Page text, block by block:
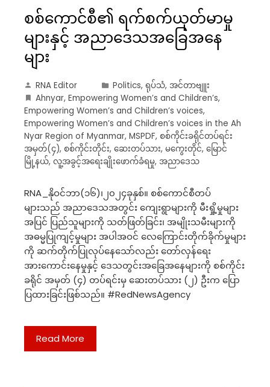
စစ်ကောင်စီ၏ ရက်စက်ယုတ်မာမှု
များနှင့် အညာဒေသအခြေအနေ
များ
RNA Editor Politics, ရုပ်သံ, အင်တာဗျူး
Ahnyar, Empowering Women’s and Children’s,
Empowering Women’s and Children’s voices,
Empowering Women’s and Children’s voices in the Ah
Nyar Region of Myanmar, MSPDF, စစ်ကိုင်းခရိုင်တပ်ရင်း
အမှတ်(၄), စစ်ကိုင်းတိုင်း, ဆေးတပ်သား, မကွေးတိုင်, မြောင်
မြို့နယ်, လူ့အခွင့်အရေးချိုးဖောက်ခံရမှု, အညာဒေသ
RNA_နိုဝင်ဘာ(၁၆)၊၂၀၂၄ခုနှစ်။ စစ်ကောင်စီတပ်
များသည် အညာဒေသအတွင်း ကျေးရွာများကို မီးရှို့မှုများ
အပြင် ပြည်သူများကို သတ်ဖြတ်ခြင်း၊ အမျိုးသမီးများကို
အဓမ္မပြုကျင့်မှုများ အပါအဝင် လေကြောင်းတိုက်ခိုက်မှုများ
ကို ဆက်တိုက်ပြုလုပ်နေသော်လည်း တော်လှန်ရေး
အားကောင်းနေမှုနှင့် ဒေသတွင်းအခြေအနေများကို စစ်ကိုင်း
ခရိုင် အမှတ် (၄) တပ်ရင်းမှ ဆေးတပ်သား (၂) ဦးက ပြော
ပြထားခြင်းဖြစ်သည်။ #RedNewsAgency
Read More